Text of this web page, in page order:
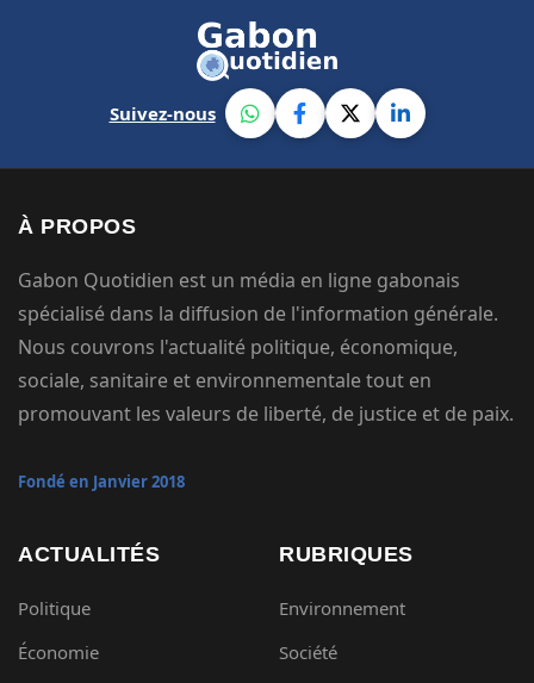
Suivez-nous
À PROPOS
Gabon Quotidien est un média en ligne gabonais
spécialisé dans la diffusion de l'information générale.
Nous couvrons l'actualité politique, économique,
sociale, sanitaire et environnementale tout en
promouvant les valeurs de liberté, de justice et de paix.
Fondé en Janvier 2018
ACTUALITÉS
Politique
Économie
RUBRIQUES
Environnement
Société